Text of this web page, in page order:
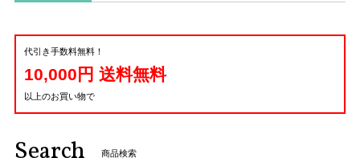
代引き手数料無料！
10,000円 送料無料
以上のお買い物で
商品検索